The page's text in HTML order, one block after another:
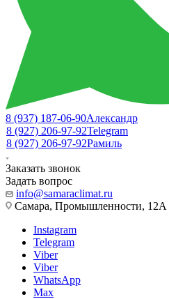
8 (937) 187-06-90Александр
8 (927) 206-97-92Telegram
8 (927) 206-97-92Рамиль
Заказать звонок
Задать вопрос
info@samaraclimat.ru
Самара, Промышленности, 12А
Instagram
Telegram
Viber
Viber
WhatsApp
Max